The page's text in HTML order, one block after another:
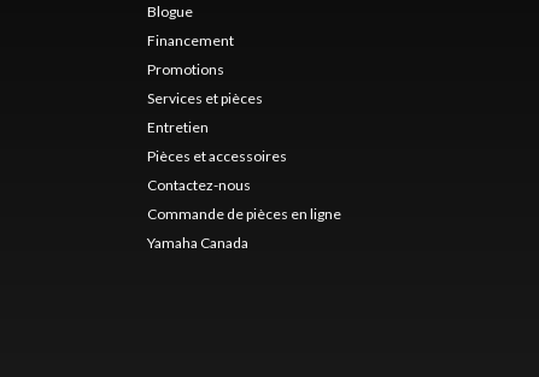
Blogue
Financement
Promotions
Services et pièces
Entretien
Pièces et accessoires
Contactez-nous
Commande de pièces en ligne
Yamaha Canada